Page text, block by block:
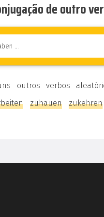
de outro
outros verbos
zuhauen zukehren